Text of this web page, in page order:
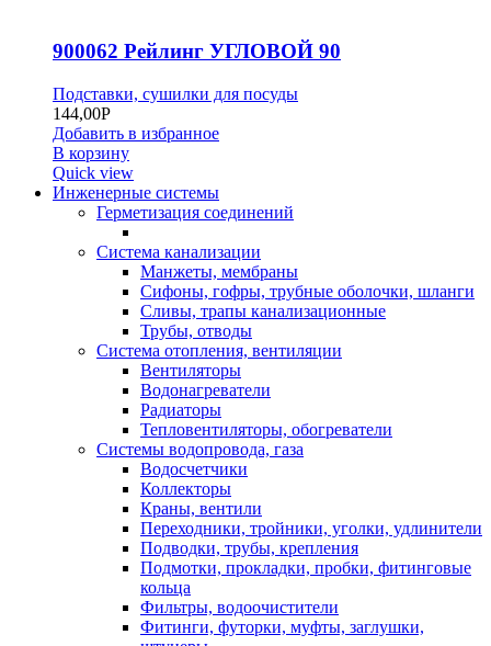
900062 Рейлинг УГЛОВОЙ 90
Подставки, сушилки для посуды
144,00Р
Добавить в избранное
В корзину
Quick view
Инженерные системы
Герметизация соединений
Система канализации
Манжеты, мембраны
Сифоны, гофры, трубные оболочки, шланги
Сливы, трапы канализационные
Трубы, отводы
Система отопления, вентиляции
Вентиляторы
Водонагреватели
Радиаторы
Тепловентиляторы, обогреватели
Системы водопровода, газа
Водосчетчики
Коллекторы
Краны, вентили
Переходники, тройники, уголки, удлинители
Подводки, трубы, крепления
Подмотки, прокладки, пробки, фитинговые
кольца
Фильтры, водоочистители
Фитинги, футорки, муфты, заглушки,